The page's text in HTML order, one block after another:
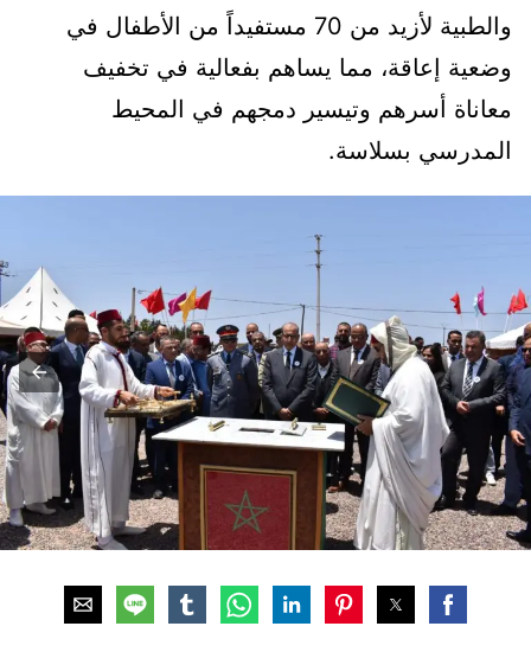
والطبية لأزيد من 70 مستفيداً من الأطفال في
وضعية إعاقة، مما يساهم بفعالية في تخفيف
معاناة أسرهم وتيسير دمجهم في المحيط
المدرسي بسلاسة.